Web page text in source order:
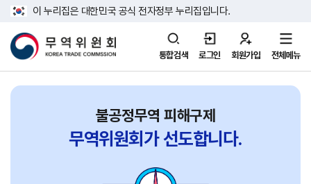
이 누리집은 대한민국 공식 전자정부 누리집입니다.
통합검색 로그인 회원가입 전체메뉴
불공정무역 피해구제
무역위원회가선도합니다.